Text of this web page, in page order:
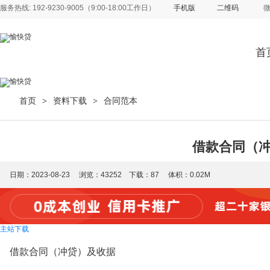
服务热线: 192-9230-9005（9:00-18:00工作日） 手机版 二维码
首
首页 > 资料下载 > 合同范本
借款合同（
日期：2023-08-23 浏览： 43252 下载： 87 体积：0.02M
主站下载
借款合同（冲贷）及收据